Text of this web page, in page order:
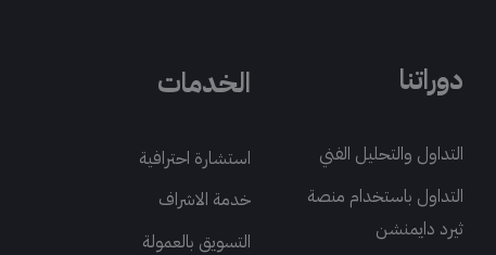
دوراتنا
التداول والتحليل الفني
التداول باستخدام منصة
ثيرد دايمنشن
الخدمات
استشارة احترافية
خدمة الاشراف
التسويق بالعمولة